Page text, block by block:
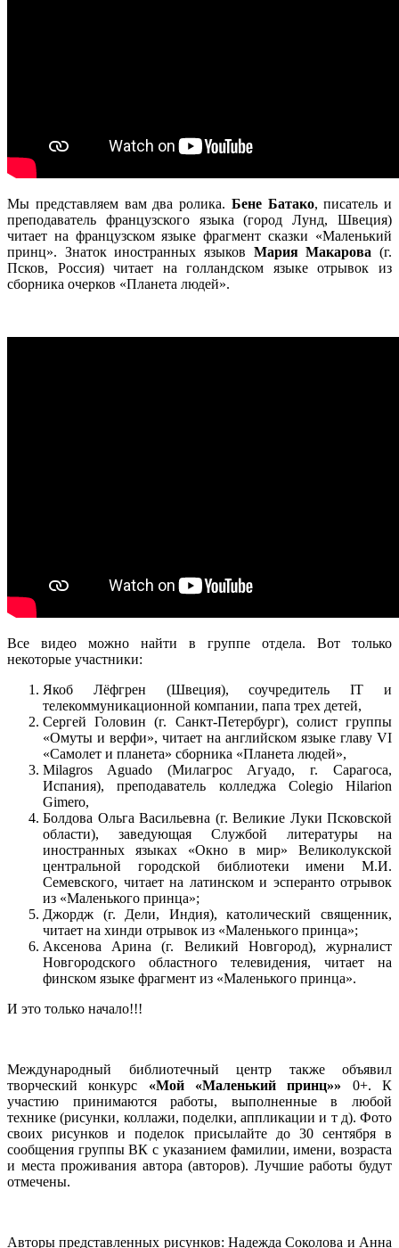
Мы представляем вам два ролика. Бене Батако, писатель и
преподаватель французского языка (город Лунд, Швеция)
читает на французском языке фрагмент сказки «Маленький
принц». Знаток иностранных языков Мария Макарова (г.
Псков, Россия) читает на голландском языке отрывок из
сборника очерков «Планета людей».
Все видео можно найти в группе отдела. Вот только
некоторые участники:
Якоб Лёфгрен (Швеция), соучредитель IT и
телекоммуникационной компании, папа трех детей,
Сергей Головин (г. Санкт-Петербург), солист группы
«Омуты и верфи», читает на английском языке главу VI
«Самолет и планета» сборника «Планета людей»,
Milagros Aguado (Милагрос Агуадо, г. Сарагоса,
Испания), преподаватель колледжа Colegio Hilarion
Gimero,
Болдова Ольга Васильевна (г. Великие Луки Псковской
области), заведующая Службой литературы на
иностранных языках «Окно в мир» Великолукской
центральной городской библиотеки имени М.И.
Семевского, читает на латинском и эсперанто отрывок
из «Маленького принца»;
Джордж (г. Дели, Индия), католический священник,
читает на хинди отрывок из «Маленького принца»;
Аксенова Арина (г. Великий Новгород), журналист
Новгородского областного телевидения, читает на
финском языке фрагмент из «Маленького принца».
И это только начало!!!
Международный библиотечный центр также объявил
творческий конкурс «Мой «Маленький принц»» 0+. К
участию принимаются работы, выполненные в любой
технике (рисунки, коллажи, поделки, аппликации и т д). Фото
своих рисунков и поделок присылайте до 30 сентября в
сообщения группы ВК с указанием фамилии, имени, возраста
и места проживания автора (авторов). Лучшие работы будут
отмечены.
Авторы представленных рисунков: Надежда Соколова и Анна